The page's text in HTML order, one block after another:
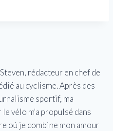
rédacteur en chef de
au cyclisme. Après des
sportif, ma
vélo m'a propulsé dans
où je combine mon amour